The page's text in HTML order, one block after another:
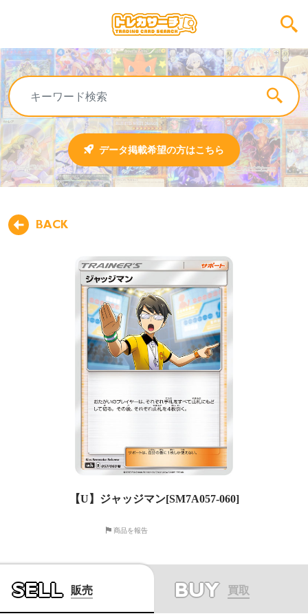
データ掲載希望の方はこちら
BACK
【U】ジャッジマン[SM7A057-060]
商品を報告
SELL 販売 BUY 買取